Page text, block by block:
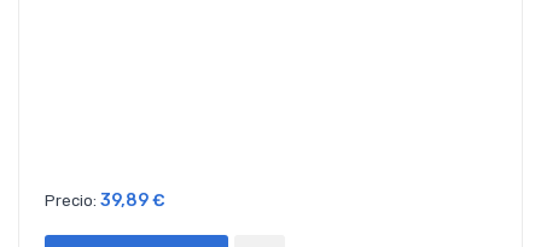
Precio: 39,89 €